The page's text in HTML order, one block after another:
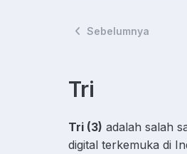
Sebelumnya
Tri
Tri (3) adalah salah
digital terkemuka di